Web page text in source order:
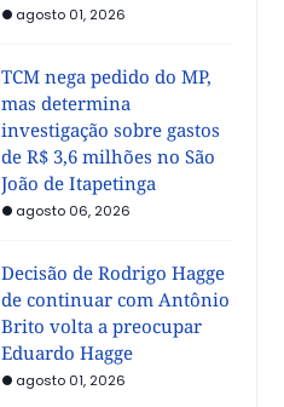
agosto 01, 2026
TCM nega pedido do MP,
mas determina
investigação sobre gastos
de R$ 3,6 milhões no São
João de Itapetinga
agosto 06, 2026
Decisão de Rodrigo Hagge
de continuar com Antônio
Brito volta a preocupar
Eduardo Hagge
agosto 01, 2026